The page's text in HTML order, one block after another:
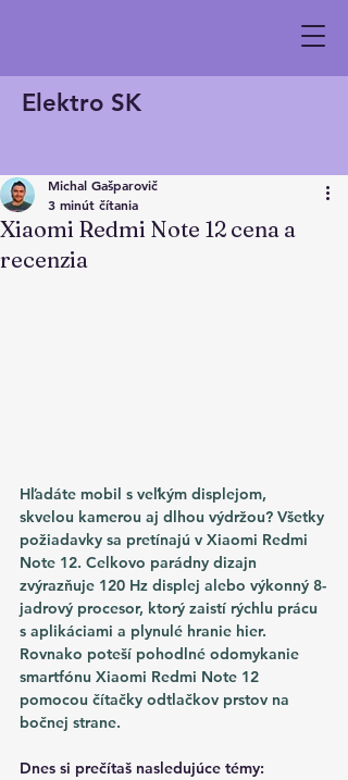
Elektro SK
Xiaomi Redmi Note 12 cena a
recenzia
Michal Gašparovič
3 minút čítania
Hľadáte mobil s veľkým displejom,
skvelou kamerou aj dlhou výdržou? Všetky
požiadavky sa pretínajú v Xiaomi Redmi
Note 12. Celkovo parádny dizajn
zvýrazňuje 120 Hz displej alebo výkonný 8-
jadrový procesor, ktorý zaistí rýchlu prácu
s aplikáciami a plynulé hranie hier.
Rovnako poteší pohodlné odomykanie
smartfónu Xiaomi Redmi Note 12
pomocou čítačky odtlačkov prstov na
bočnej strane.
Dnes si prečítaš nasledujúce témy: